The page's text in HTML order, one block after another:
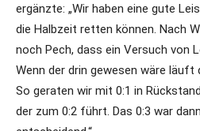
ergänzte: „Wir haben eine gute
die Halbzeit retten können. Nach
noch Pech, dass ein Versuch von
Wenn der drin gewesen wäre läuft
So geraten wir mit 0:1 in
der zum 0:2 führt. Das 0:3 war